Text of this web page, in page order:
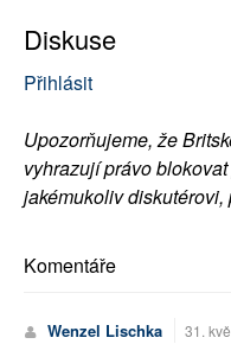
Diskuse
Přihlásit
Upozorňujeme, že
vyhrazují právo
jakémukoliv
Komentáře
Wenzel Lischka 31.